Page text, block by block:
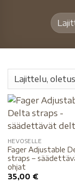
HEVOSELLE
Fager Adjustable
straps –
ohjat
35,00 €